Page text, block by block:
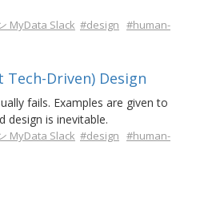
MyData Slack #design #human-
Tech-Driven) Design
fails. Examples are given to
design is inevitable.
MyData Slack #design #human-